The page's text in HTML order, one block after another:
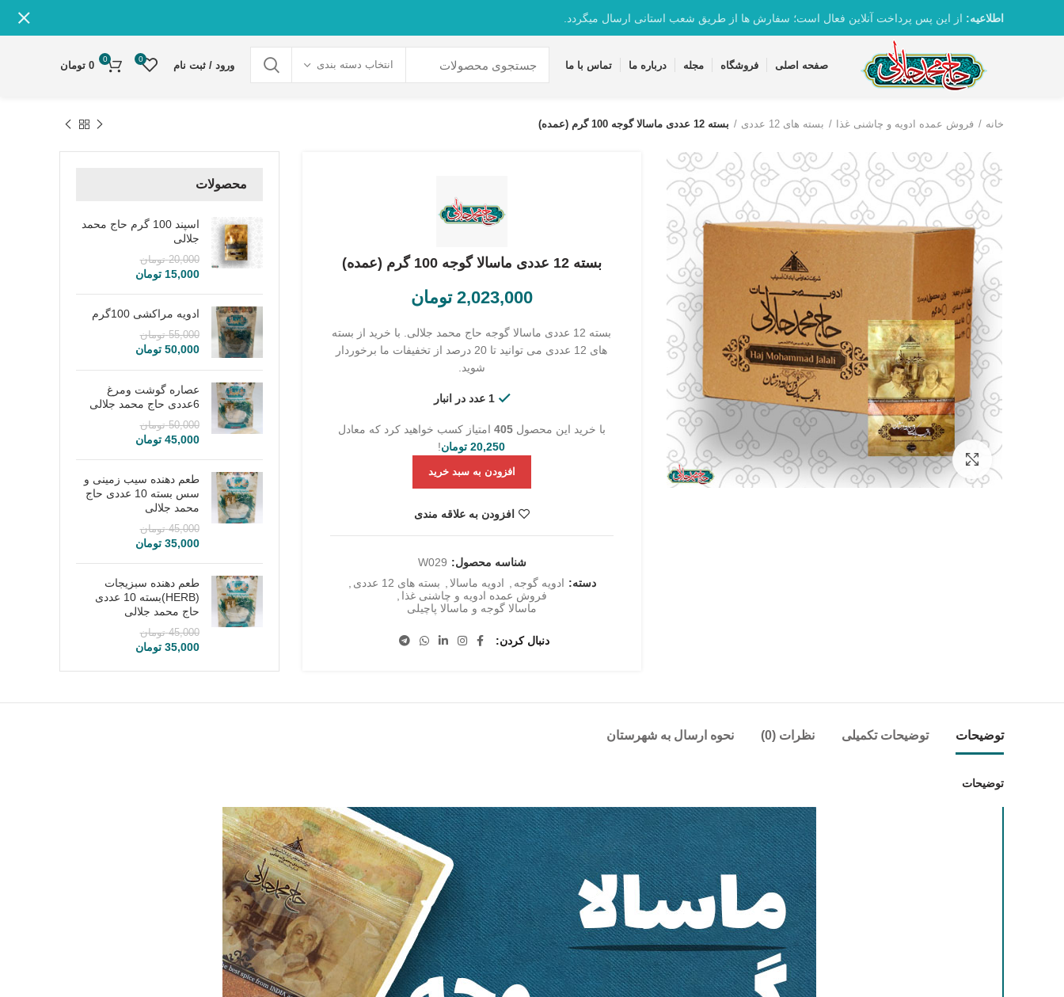
تماس با واحد پشتیبانی 09361163082
صفحه اصلی فروشگاه مجله درباره ما تماس با ما انتخاب دسته بندی ورود / ثبت نام 0
0
0 تومان
خانه فروش عمده ادویه و چاشنی غذا بسته های 12 عددی بسته 12 عددی ماسالا گوجه 100 گرم (عمده)
بزرگنمایی تصویر
بسته 12 عددی ماسالا گوجه 100 گرم (عمده)
2,023,000 تومان
بسته 12 عددی ماسالا گوجه حاج محمد جلالی. با خرید از بسته
های 12 عددی می توانید تا 20 درصد از تخفیفات ما برخوردار
شوید.
1 عدد در انبار
با خرید این محصول405 امتیاز کسب خواهید کرد که معادل
20,250 تومان!
افزودن به سبد خرید
افزودن به علاقه مندی
شناسه محصول: W029
دسته: ادویه گوجه ادویه ماسالا بسته های 12 عددی
فروش عمده ادویه و چاشنی غذا
ماسالا گوجه و ماسالا پاچیلی
دنبال کردن
محصولات
اسپند 100 گرم حاج محمد
جلالی
20,000 تومان
15,000 تومان
ادویه مراکشی 100گرم
55,000 تومان
50,000 تومان
عصاره گوشت ومرغ
6عددی حاج محمد جلالی
50,000 تومان
45,000 تومان
طعم دهنده سیب زمینی و
سس بسته 10 عددی حاج
محمد جلالی
45,000 تومان
35,000 تومان
طعم دهنده سبزیجات
(HERB)بسته 10 عددی
حاج محمد جلالی
45,000 تومان
35,000 تومان
توضیحات توضیحات تکمیلی نظرات (0) نحوه ارسال به شهرستان
توضیحات
اطلاعیه: از این پس پرداخت آنلاین فعال است؛ سفارش ها از طریق شعب استانی ارسال میگردد.